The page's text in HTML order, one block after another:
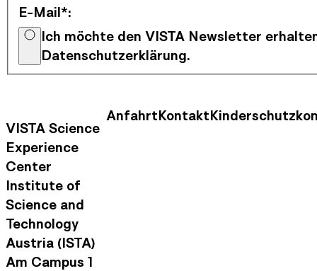
E-Mail*:
Ich möchte den VISTA Newsletter
Datenschutzerklärung.
VISTA Science
Experience
Center
Institute of
Science and
Technology
Austria (ISTA)
Am Campus 1
Kontaktinformationen
AnfahrtKontaktFooter